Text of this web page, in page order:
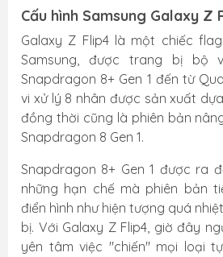
Cấu hình Samsung Galaxy Z
Galaxy Z Flip4 là một chiếc
Samsung, được trang bị bộ
Snapdragon 8+ Gen 1 đến từ
vi xử lý 8 nhân được sản xuất
đồng thời cũng là phiên bản
Snapdragon 8 Gen 1.
Snapdragon 8+ Gen 1 được ra
những hạn chế mà phiên bản
điển hình như hiện tượng quá
bị. Với Galaxy Z Flip4, giờ đây
yên tâm việc "chiến" mọi loại